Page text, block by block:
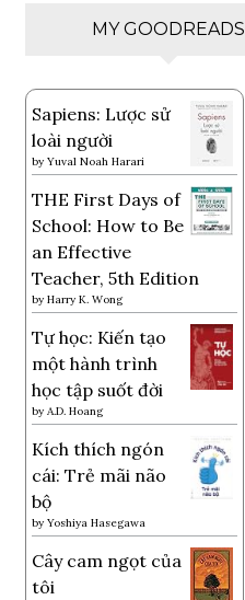
MY GOODREADS
Sapiens: Lược sử
loài người
by Yuval Noah Harari
THE First Days of
School: How to Be
an Effective
Teacher, 5th Edition
by Harry K. Wong
Tự học: Kiến tạo
một hành trình
học tập suốt đời
by A.D. Hoang
Kích thích ngón
cái: Trẻ mãi não
bộ
by Yoshiya Hasegawa
Cây cam ngọt của
tôi